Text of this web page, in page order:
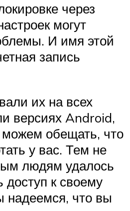
через
могут
И имя этой
запись
их на всех
версиях Android,
обещать, что
у вас. Тем не
людям удалось
доступ к своему
надеемся, что вы